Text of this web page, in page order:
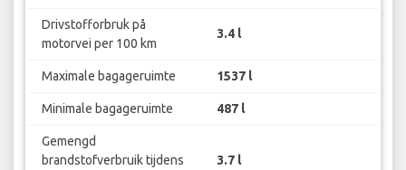
Drivstofforbruk på
motorvei per 100 km
3.4 l
Maximale bagageruimte 1537 l
Minimale bagageruimte 487 l
Gemengd
brandstofverbruik tijdens
3.7 l